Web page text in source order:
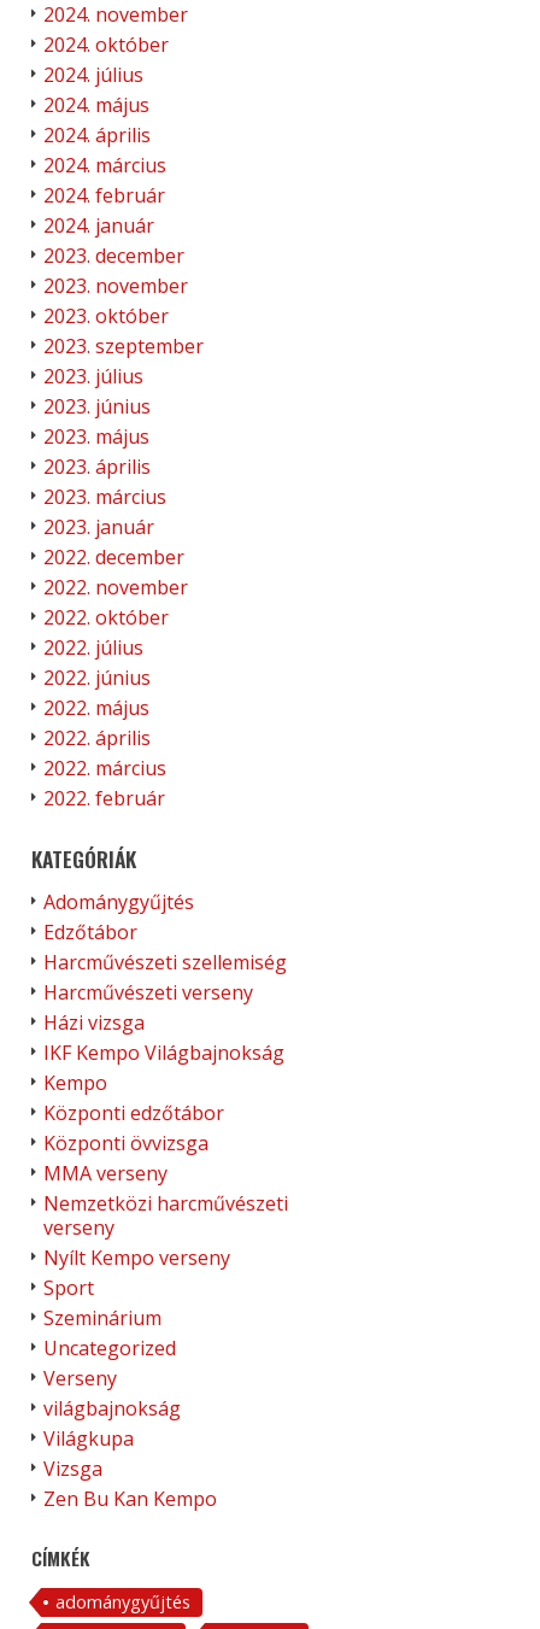
2024. november
2024. október
2024. július
2024. május
2024. április
2024. március
2024. február
2024. január
2023. december
2023. november
2023. október
2023. szeptember
2023. július
2023. június
2023. május
2023. április
2023. március
2023. január
2022. december
2022. november
2022. október
2022. július
2022. június
2022. május
2022. április
2022. március
2022. február
KATEGÓRIÁK
Adománygyűjtés
Edzőtábor
Harcművészeti szellemiség
Harcművészeti verseny
Házi vizsga
IKF Kempo Világbajnokság
Kempo
Központi edzőtábor
Központi övvizsga
MMA verseny
Nemzetközi harcművészeti
verseny
Nyílt Kempo verseny
Sport
Szeminárium
Uncategorized
Verseny
világbajnokság
Világkupa
Vizsga
Zen Bu Kan Kempo
CÍMKÉK
adománygyűjtés